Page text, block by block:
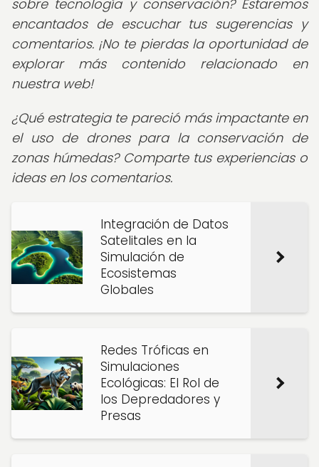
sobre tecnología y conservación? Estaremos
encantados de escuchar tus sugerencias y
comentarios. ¡No te pierdas la oportunidad de
explorar más contenido relacionado en
nuestra web!
¿Qué estrategia te pareció más impactante en
el uso de drones para la conservación de
zonas húmedas? Comparte tus experiencias o
ideas en los comentarios.
Integración de Datos
Satelitales en la
Simulación de
Ecosistemas
Globales
Redes Tróficas en
Simulaciones
Ecológicas: El Rol de
los Depredadores y
Presas